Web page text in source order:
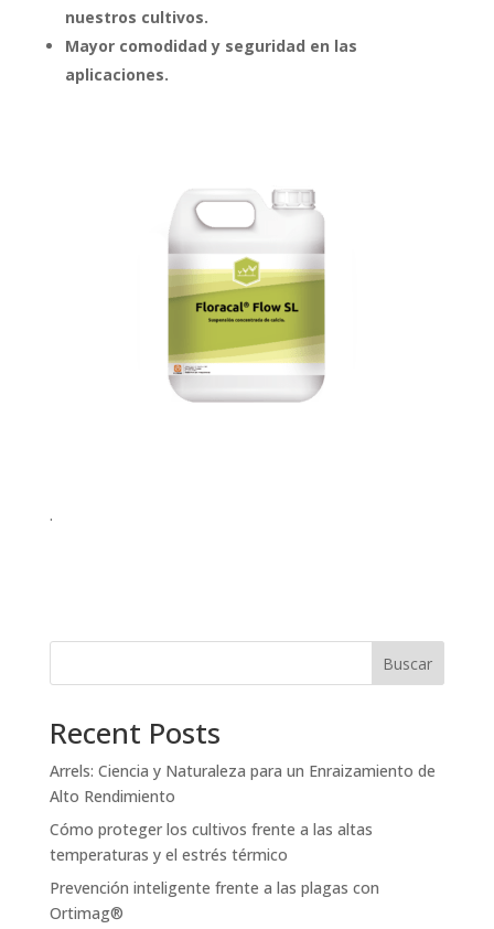
nuestros cultivos.
Mayor comodidad y seguridad en las
aplicaciones.
.
Buscar
Recent Posts
Arrels: Ciencia y Naturaleza para un Enraizamiento de
Alto Rendimiento
Cómo proteger los cultivos frente a las altas
temperaturas y el estrés térmico
Prevención inteligente frente a las plagas con
Ortimag®